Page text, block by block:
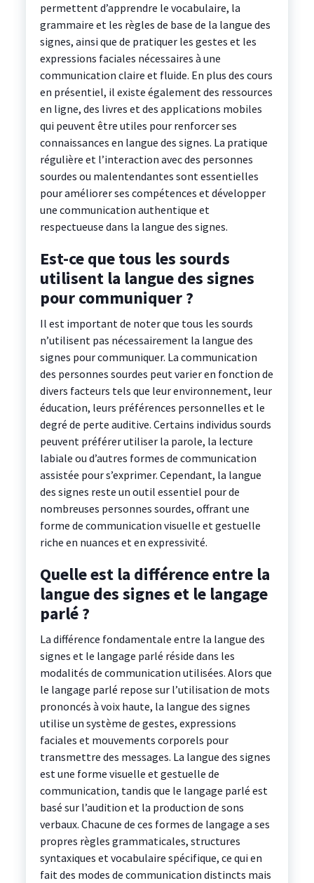
permettent d’apprendre le vocabulaire, la
grammaire et les règles de base de la langue des
signes, ainsi que de pratiquer les gestes et les
expressions faciales nécessaires à une
communication claire et fluide. En plus des cours
en présentiel, il existe également des ressources
en ligne, des livres et des applications mobiles
qui peuvent être utiles pour renforcer ses
connaissances en langue des signes. La pratique
régulière et l’interaction avec des personnes
sourdes ou malentendantes sont essentielles
pour améliorer ses compétences et développer
une communication authentique et
respectueuse dans la langue des signes.
Est-ce que tous les sourds
utilisent la langue des signes
pour communiquer ?
Il est important de noter que tous les sourds
n’utilisent pas nécessairement la langue des
signes pour communiquer. La communication
des personnes sourdes peut varier en fonction de
divers facteurs tels que leur environnement, leur
éducation, leurs préférences personnelles et le
degré de perte auditive. Certains individus sourds
peuvent préférer utiliser la parole, la lecture
labiale ou d’autres formes de communication
assistée pour s’exprimer. Cependant, la langue
des signes reste un outil essentiel pour de
nombreuses personnes sourdes, offrant une
forme de communication visuelle et gestuelle
riche en nuances et en expressivité.
Quelle est la différence entre la
langue des signes et le langage
parlé ?
La différence fondamentale entre la langue des
signes et le langage parlé réside dans les
modalités de communication utilisées. Alors que
le langage parlé repose sur l’utilisation de mots
prononcés à voix haute, la langue des signes
utilise un système de gestes, expressions
faciales et mouvements corporels pour
transmettre des messages. La langue des signes
est une forme visuelle et gestuelle de
communication, tandis que le langage parlé est
basé sur l’audition et la production de sons
verbaux. Chacune de ces formes de langage a ses
propres règles grammaticales, structures
syntaxiques et vocabulaire spécifique, ce qui en
fait des modes de communication distincts mais